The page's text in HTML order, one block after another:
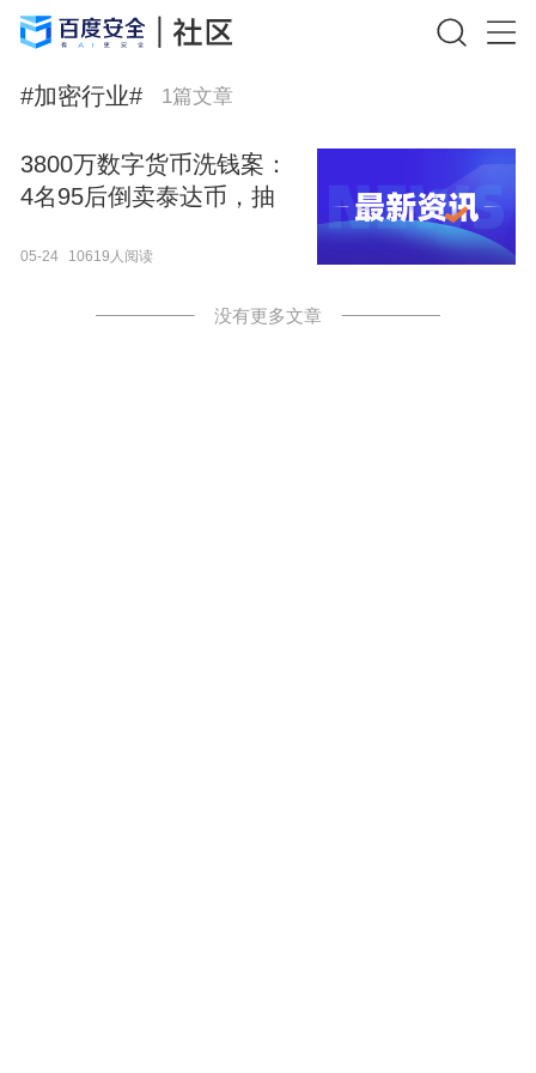
#加密行业# 1篇文章
3800万数字货币洗钱案：
4名95后倒卖泰达币，抽
05-24 10619人阅读
没有更多文章